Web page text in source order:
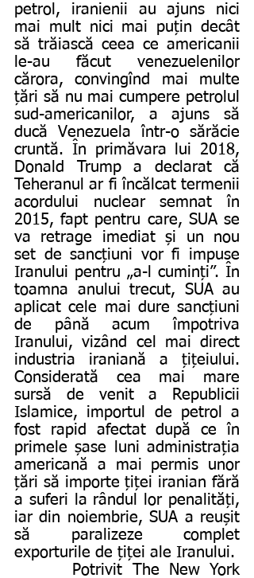
petrol, iranienii au ajuns nici
mai mult nici mai puțin decât
să trăiască ceea ce americanii
le-au făcut venezuelenilor
cărora, convingînd mai multe
țări să nu mai cumpere petrolul
sud-americanilor, a ajuns să
ducă Venezuela într-o sărăcie
cruntă. În primăvara lui 2018,
Donald Trump a declarat că
Teheranul ar fi încălcat termenii
acordului nuclear semnat în
2015, fapt pentru care, SUA se
va retrage imediat și un nou
set de sancțiuni vor fi impuse
Iranului pentru „a-l cuminți”. În
toamna anului trecut, SUA au
aplicat cele mai dure sancțiuni
de până acum împotriva
Iranului, vizând cel mai direct
industria iraniană a țițeiului.
Considerată cea mai mare
sursă de venit a Republicii
Islamice, importul de petrol a
fost rapid afectat după ce în
primele șase luni administrația
americană a mai permis unor
țări să importe țiței iranian fără
a suferi la rândul lor penalități,
iar din noiembrie, SUA a reușit
să paralizeze complet
exporturile de țiței ale Iranului.